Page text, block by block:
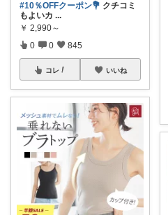
#10％OFFクーポン💐 クチコミ
もよいカ ...
￥ 2,990～
0 0 845
コレ いいね